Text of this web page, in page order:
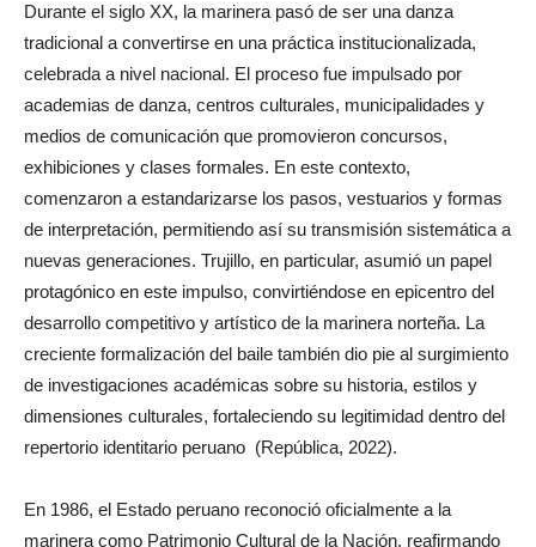
Durante el siglo XX, la marinera pasó de ser una danza
tradicional a convertirse en una práctica institucionalizada,
celebrada a nivel nacional. El proceso fue impulsado por
academias de danza, centros culturales, municipalidades y
medios de comunicación que promovieron concursos,
exhibiciones y clases formales. En este contexto,
comenzaron a estandarizarse los pasos, vestuarios y formas
de interpretación, permitiendo así su transmisión sistemática a
nuevas generaciones. Trujillo, en particular, asumió un papel
protagónico en este impulso, convirtiéndose en epicentro del
desarrollo competitivo y artístico de la marinera norteña. La
creciente formalización del baile también dio pie al surgimiento
de investigaciones académicas sobre su historia, estilos y
dimensiones culturales, fortaleciendo su legitimidad dentro del
repertorio identitario peruano (República, 2022).
En 1986, el Estado peruano reconoció oficialmente a la
marinera como Patrimonio Cultural de la Nación, reafirmando